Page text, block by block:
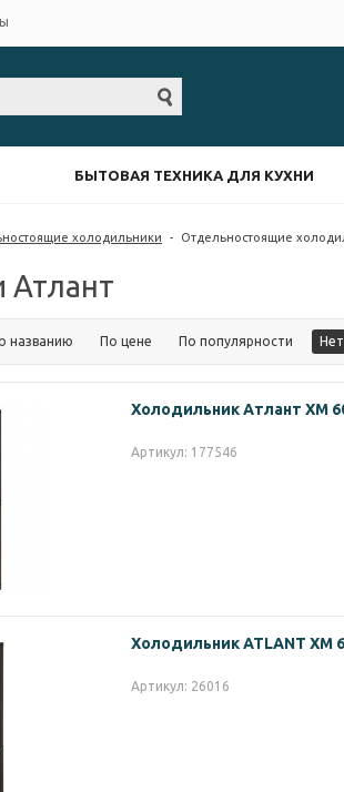
БЫТОВАЯ ТЕХНИКА ДЛЯ КУХНИ
холодильники - Отдельностоящие
Атлант
названию По цене По популярности Нет
Холодильник Атлант ХМ
Артикул: 177546
Холодильник ATLANT ХМ
Артикул: 26016